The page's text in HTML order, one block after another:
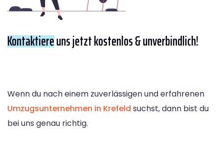
Kontaktiereuns jetzt kostenlos & unverbindlich!
Wenn du nach einem zuverlässigen und erfahrenen
Umzugsunternehmen in Krefeld suchst, dann bist du
bei uns genau richtig.